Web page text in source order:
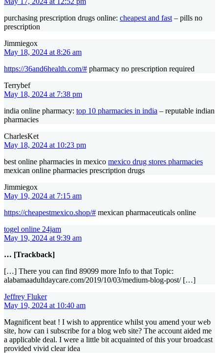
purchasing prescription drugs online: cheapest and fast – pills no
prescription
Jimmiegox
May 18, 2024 at 8:26 am
https://36and6health.com/# pharmacy no prescription required
Terrybef
May 18, 2024 at 7:38 pm
india online pharmacy: top 10 pharmacies in india – reputable indian
pharmacies
CharlesKet
May 18, 2024 at 10:23 pm
best online pharmacies in mexico mexico drug stores pharmacies
mexican online pharmacies prescription drugs
Jimmiegox
May 19, 2024 at 7:15 am
https://cheapestmexico.shop/# mexican pharmaceuticals online
togel online 24jam
May 19, 2024 at 9:39 am
… [Trackback]
[…] There you can find 89099 more Info to that Topic:
alabamaadultdaycare.com/2019/10/03/medium-blog-post/ […]
Jeffrey Fluker
May 19, 2024 at 10:40 am
Magnificent beat ! I wish to apprentice whilst you amend your web
site, how can i subscribe for a blog web site? The account aided me
a applicable deal. I were a little bit acquainted of this your broadcast
provided vivid clear idea